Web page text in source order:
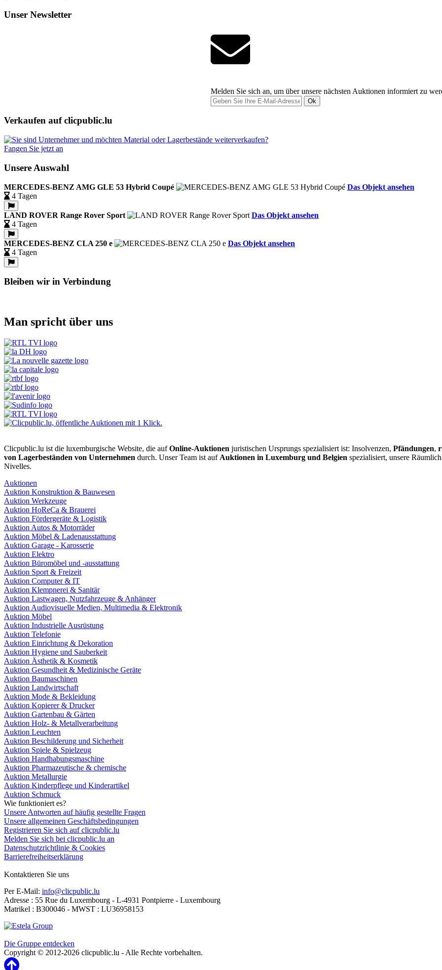
Unser Newsletter
Melden Sie sich an, um über unsere nächsten Auktionen informiert zu
Ok
Verkaufen auf clicpublic.lu
Fangen Sie jetzt an
Unsere Auswahl
MERCEDES-BENZ AMG GLE 53 Hybrid Coupé
Das Objekt ansehen
4 Tagen
LAND ROVER Range Rover Sport
Das Objekt ansehen
4 Tagen
MERCEDES-BENZ CLA 250 e
Das Objekt ansehen
4 Tagen
Bleiben wir in Verbindung
Man spricht über uns
Clicpublic.lu ist die luxemburgische Website, die aufOnline-Auktionen juristischen Ursprungs spezialisiert ist: Insolvenzen, Pfändungen,
von Lagerbeständen von Unternehmen durch. Unser Team ist auf Auktionen in Luxemburg und Belgien spezialisiert, unsere
Nivelles.
Auktionen
Auktion Konstruktion & Bauwesen
Auktion Werkzeuge
Auktion HoReCa & Brauerei
Auktion Fördergeräte & Logistik
Auktion Autos & Motorräder
Auktion Möbel & Ladenausstattung
Auktion Garage - Karosserie
Auktion Elektro
Auktion Büromöbel und -ausstattung
Auktion Sport & Freizeit
Auktion Computer & IT
Auktion Klempnerei & Sanitär
Auktion Lastwagen, Nutzfahrzeuge & Anhänger
Auktion Audiovisuelle Medien, Multimedia & Elektronik
Auktion Möbel
Auktion Industrielle Ausrüstung
Auktion Telefonie
Auktion Einrichtung & Dekoration
Auktion Hygiene und Sauberkeit
Auktion Ästhetik & Kosmetik
Auktion Gesundheit & Medizinische Geräte
Auktion Baumaschinen
Auktion Landwirtschaft
Auktion Mode & Bekleidung
Auktion Kopierer & Drucker
Auktion Gartenbau & Gärten
Auktion Holz- & Metallverarbeitung
Auktion Leuchten
Auktion Beschilderung und Sicherheit
Auktion Spiele & Spielzeug
Auktion Handhabungsmaschine
Auktion Pharmazeutische & chemische
Auktion Metallurgie
Auktion Kinderpflege und Kinderartikel
Auktion Schmuck
Wie funktioniert es?
Unsere Antworten auf häufig gestellte Fragen
Unsere allgemeinen Geschäftsbedingungen
Registrieren Sie sich auf clicpublic.lu
Melden Sie sich bei clicpublic.lu an
Datenschutzrichtlinie & Cookies
Barrierefreiheitserklärung
Kontaktieren Sie uns
Per E-Mail: info@clicpublic.lu
Adresse : 55 Rue du Luxembourg - L-4931 Pontpierre - Luxembourg
Matrikel : B300046 - MWST : LU36958153
Die Gruppe entdecken
Copyright © 2012-2026 clicpublic.lu - Alle Rechte vorbehalten.